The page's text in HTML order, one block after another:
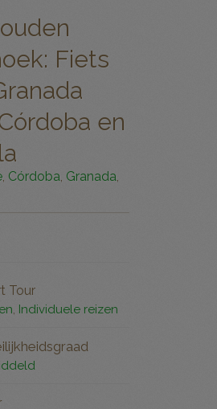
Fiets
en
Córdoba Granada
Tour
, Individuele reizen